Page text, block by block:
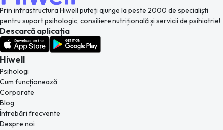
Prin infrastructura Hiwell puteți ajunge la peste 2000 de specialiști
pentru suport psihologic, consiliere nutrițională și servicii de psihiatrie!
Descarcă aplicația
Hiwell
Psihologi
Cum funcționează
Corporate
Blog
Întrebări frecvente
Despre noi